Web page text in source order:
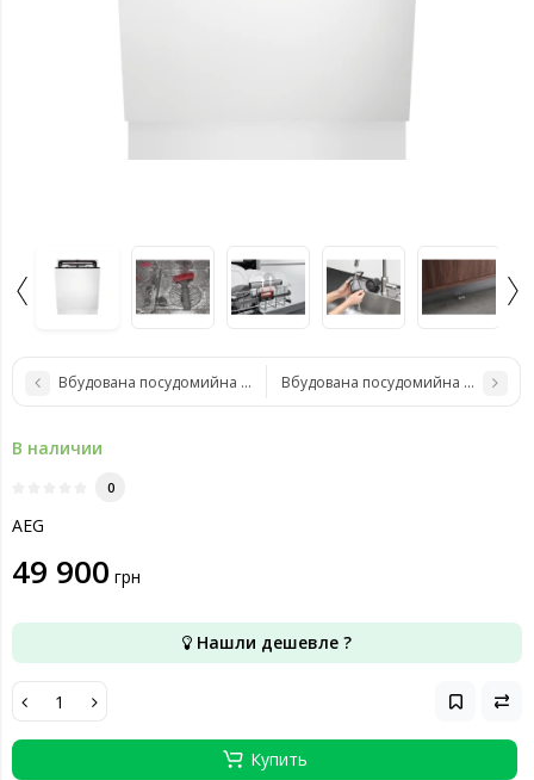
Вбудована посудомийна машина AEG FSE74738P
Вбудована посудомийна машина
В наличии
0
AEG
49 900 грн
Нашли дешевле ?
Купить